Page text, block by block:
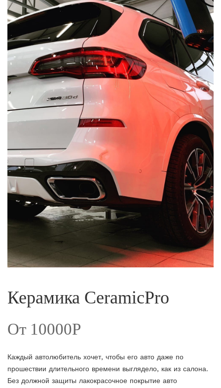
Керамика CeramicPro
От 10000Р
Каждый автолюбитель хочет, чтобы его авто даже по
прошествии длительного времени выглядело, как из салона.
Без должной защиты лакокрасочное покрытие авто